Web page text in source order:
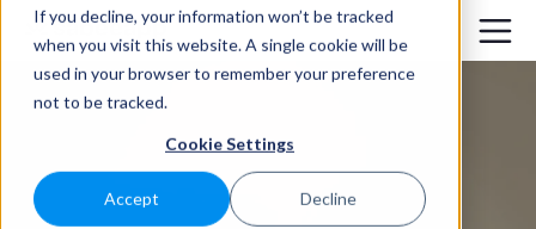
If you decline, your information won’t be tracked
when you visit this website. A single cookie will be
used in your browser to remember your preference
not to be tracked.
Cookie Settings
Accept Decline